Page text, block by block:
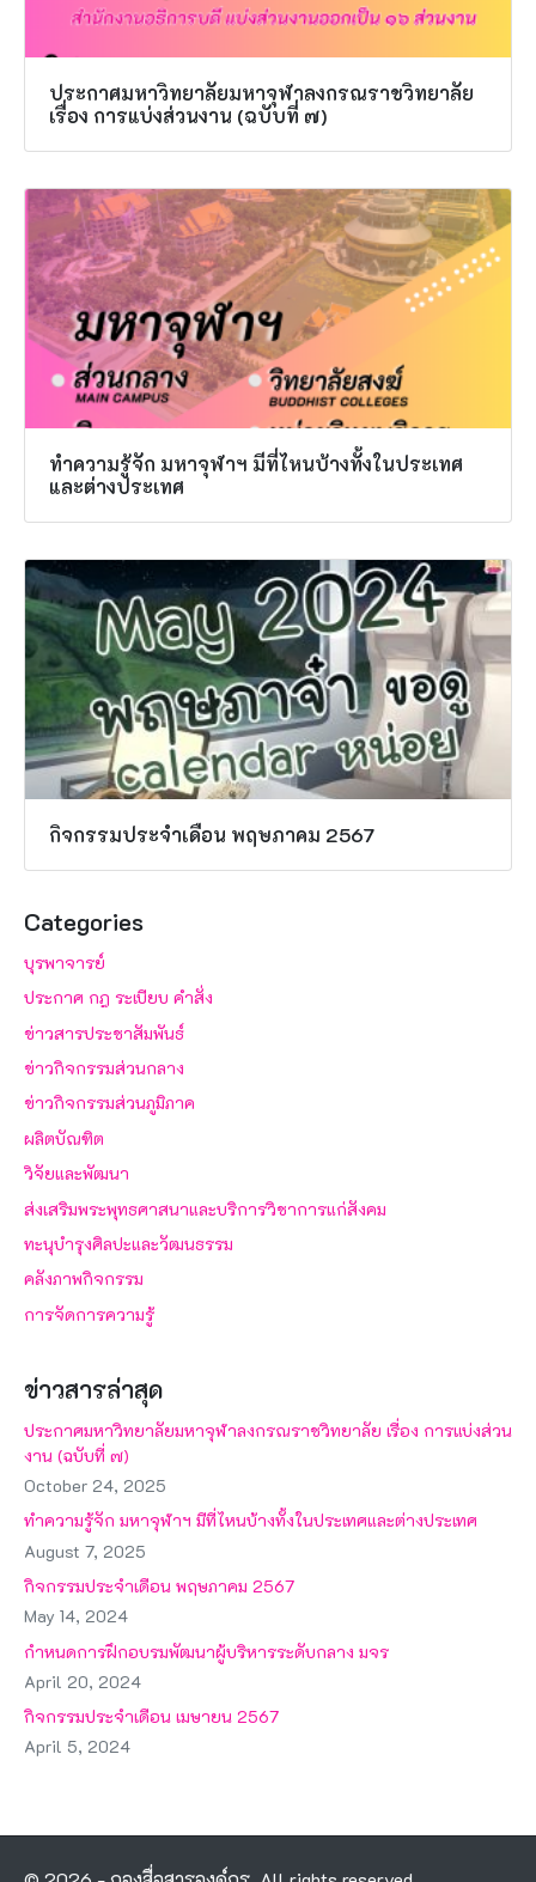
ประกาศมหาวิทยาลัยมหาจุฬาลงกรณราชวิทยาลัย
เรื่อง การแบ่งส่วนงาน (ฉบับที่ ๗)
ทำความรู้จัก มหาจุฬาฯ มีที่ไหนบ้างทั้งในประเทศ
และต่างประเทศ
กิจกรรมประจำเดือน พฤษภาคม 2567
Categories
บุรพาจารย์
ประกาศ กฎ ระเบียบ คำสั่ง
ข่าวสารประชาสัมพันธ์
ข่าวกิจกรรมส่วนกลาง
ข่าวกิจกรรมส่วนภูมิภาค
ผลิตบัณฑิต
วิจัยและพัฒนา
ส่งเสริมพระพุทธศาสนาและบริการวิชาการแก่สังคม
ทะนุบำรุงศิลปะและวัฒนธรรม
คลังภาพกิจกรรม
การจัดการความรู้
ข่าวสารล่าสุด
ประกาศมหาวิทยาลัยมหาจุฬาลงกรณราชวิทยาลัย เรื่อง การแบ่งส่วน
งาน (ฉบับที่ ๗)
October 24, 2025
ทำความรู้จัก มหาจุฬาฯ มีที่ไหนบ้างทั้งในประเทศและต่างประเทศ
August 7, 2025
กิจกรรมประจำเดือน พฤษภาคม 2567
May 14, 2024
กำหนดการฝึกอบรมพัฒนาผู้บริหารระดับกลาง มจร
April 20, 2024
กิจกรรมประจำเดือน เมษายน 2567
April 5, 2024